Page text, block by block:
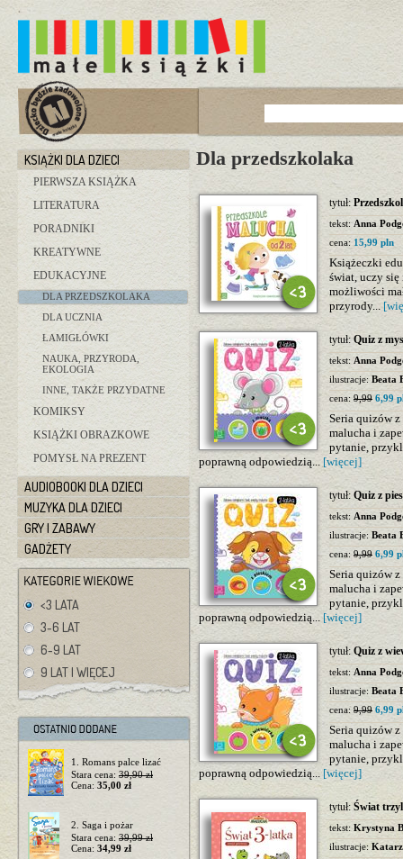
KSIĄŻKI DLA DZIECI
PIERWSZA KSIĄŻKA
LITERATURA
PORADNIKI
KREATYWNE
EDUKACYJNE
DLA PRZEDSZKOLAKA
DLA UCZNIA
ŁAMIGŁÓWKI
NAUKA, PRZYRODA,
EKOLOGIA
INNE, TAKŻE PRZYDATNE
KOMIKSY
KSIĄŻKI OBRAZKOWE
POMYSŁ NA PREZENT
AUDIOBOOKI DLA DZIECI
MUZYKA DLA DZIECI
GRY I ZABAWY
GADŻETY
<3 LATA
3-6 LAT
6-9 LAT
9 LAT I WIĘCEJ
1. Romans palce lizać
Stara cena: 39,90 zł
Cena: 35,00 zł
2. Saga i pożar
Stara cena: 39,99 zł
Cena: 34,99 zł
Dla przedszkolaka
tytuł:
tekst: Anna
cena: 15,99 pln
Książeczki
świat, uczy
możliwości
przyrody...
tytuł: Quiz z
tekst: Anna
ilustracje:Beata
cena: 9,99 6,99
Seria quizów
malucha i
pytanie,
poprawną odpowiedzią... [więcej]
tytuł: Quiz z
tekst: Anna
ilustracje: Beata
cena: 9,99 6,99
Seria quizów
malucha i
pytanie,
poprawną odpowiedzią...[więcej]
tytuł: Quiz z
tekst: Anna
ilustracje: Beata
cena: 9,99 6,99
Seria quizów
malucha i
pytanie,
poprawną odpowiedzią...[więcej]
tytuł: Świat
tekst: Krystyna
ilustracje: